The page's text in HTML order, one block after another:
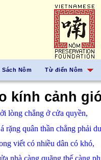
Sách Nôm Từ điển Nôm
kính cảnh
lòng chẳng ởcửa quyền,
rặng quân thần chẳng phải
viết có nhiều dân có khó,
nhà càng quãng thế càng